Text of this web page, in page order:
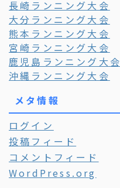
長崎ランニング大会
大分ランニング大会
熊本ランニング大会
宮崎ランニング大会
鹿児島ランニング大会
沖縄ランニング大会
メタ情報
ログイン
投稿フィード
コメントフィード
WordPress.org